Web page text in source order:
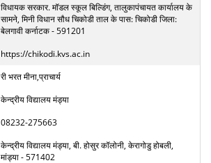
विधायक सरकार. मॉडल स्कूल बिल्डिंग, तालुकापंचायत कार्यालय के
सामने, मिनी विधान सौध चिकोडी ताल के पास: चिकोडी जिला:
बेलगावी कर्नाटक - 591201
https://chikodi.kvs.ac.in
री भरत मीना,प्राचार्य
केन्द्रीय विद्यालय मंड्या
08232-275663
केन्द्रीय विद्यालय मंड्या, बी. होसुर कॉलोनी, केरागोडु होबली,
मांड्या - 571402